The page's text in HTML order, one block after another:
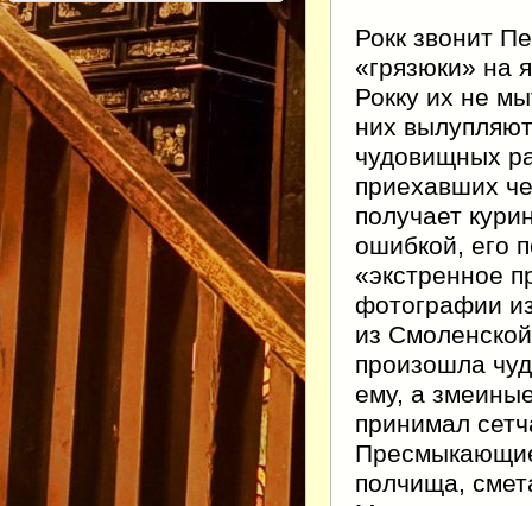
Рокк звонит
«грязюки» на
Рокку их не
них
чудовищных
приехавших
получает
ошибкой, его
«экстренное
фотографии
из
произошла
ему, а
принимал
полчища,